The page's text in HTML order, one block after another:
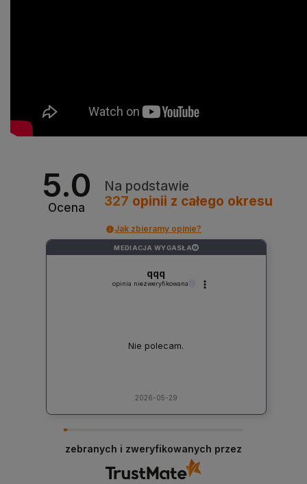
5.0
Ocena
Na podstawie
327 opinii z całego okresu
Jak zbieramy opinie?
MEDIACJA WYGASŁA ?
qqq
opinia niezweryfikowana
Nie polecam.
2026-05-29
zebranych i zweryfikowanych przez